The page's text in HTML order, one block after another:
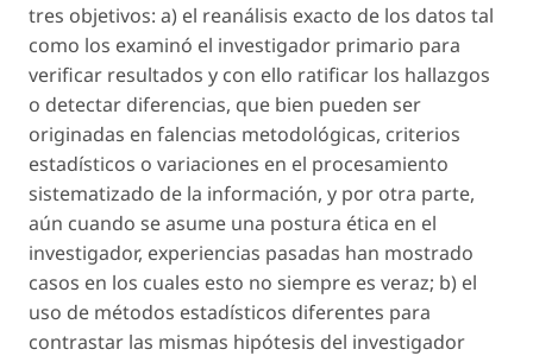
tres objetivos: a) el reanálisis exacto de los datos tal
como los examinó el investigador primario para
verificar resultados y con ello ratificar los hallazgos
o detectar diferencias, que bien pueden ser
originadas en falencias metodológicas, criterios
estadísticos o variaciones en el procesamiento
sistematizado de la información, y por otra parte,
aún cuando se asume una postura ética en el
investigador, experiencias pasadas han mostrado
casos en los cuales esto no siempre es veraz; b) el
uso de métodos estadísticos diferentes para
contrastar las mismas hipótesis del investigador